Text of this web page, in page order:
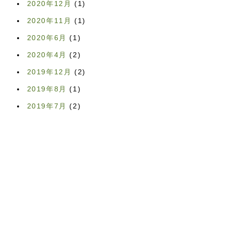
2020年12月 (1)
2020年11月 (1)
2020年6月 (1)
2020年4月 (2)
2019年12月 (2)
2019年8月 (1)
2019年7月 (2)